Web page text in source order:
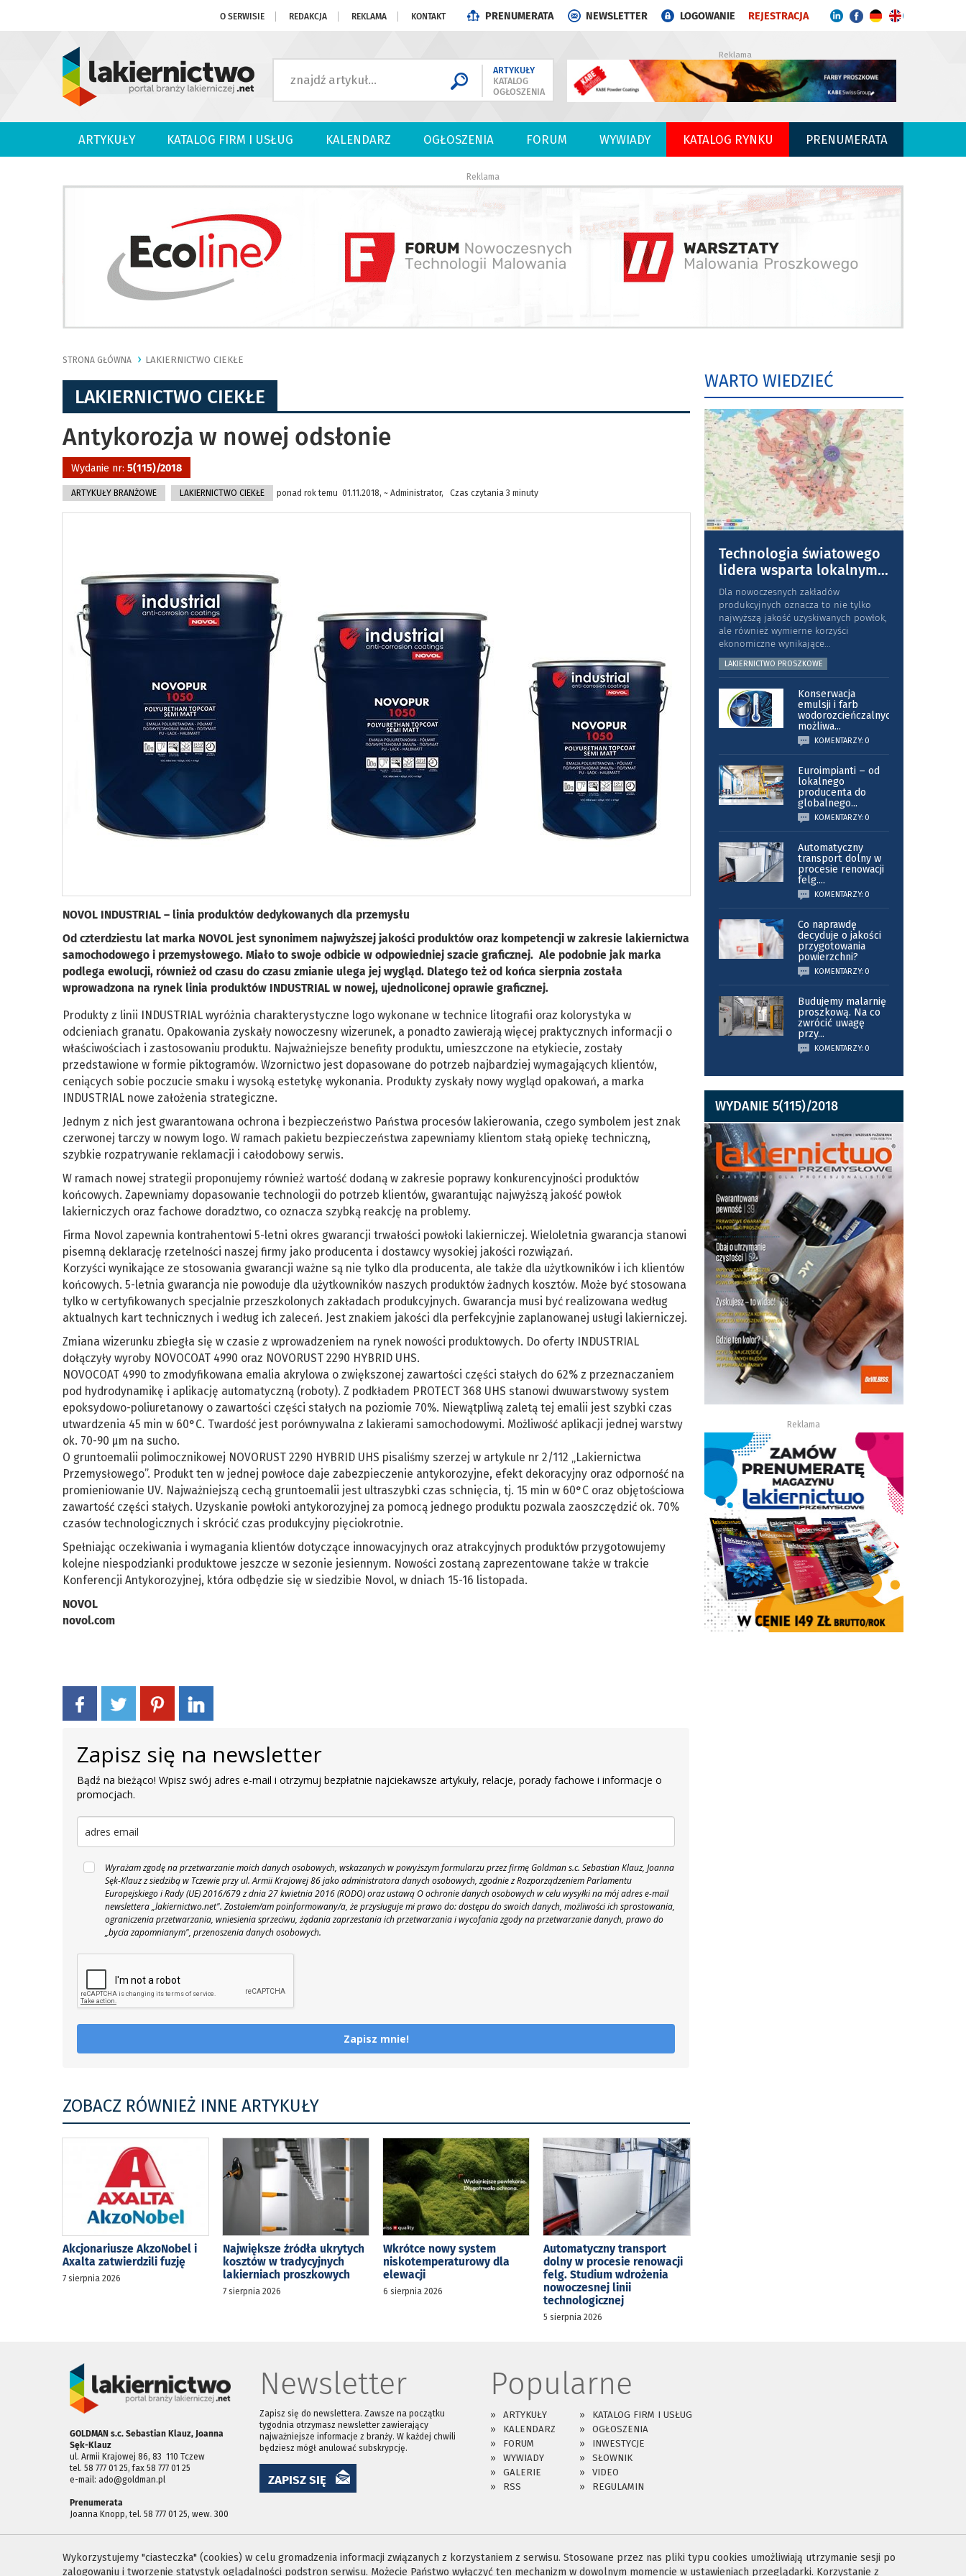
O SERWISIE REDAKCJA REKLAMA KONTAKT PRENUMERATA NEWSLETTER LOGOWANIE REJESTRACJA
ARTYKUŁY
KATALOG
OGŁOSZENIA
Reklama
ARTYKUŁY KATALOG FIRM I USŁUG KALENDARZ OGŁOSZENIA FORUM WYWIADY KATALOG RYNKU PRENUMERATA
Reklama
STRONA GŁÓWNA LAKIERNICTWO CIEKŁE
LAKIERNICTWO CIEKŁE
Antykorozja w nowej odsłonie
Wydanie nr: 5(115)/2018
ARTYKUŁY BRANŻOWE LAKIERNICTWO CIEKŁE ponad rok temu 01.11.2018, ~ Administrator, Czas czytania 3 minuty
NOVOL INDUSTRIAL – linia produktów dedykowanych dla przemysłu
Od czterdziestu lat marka NOVOL jest synonimem najwyższej jakości produktów oraz kompetencji w zakresie lakiernictwa
samochodowego i przemysłowego. Miało to swoje odbicie w odpowiedniej szacie graficznej. Ale podobnie jak marka
podlega ewolucji, również od czasu do czasu zmianie ulega jej wygląd. Dlatego też od końca sierpnia została
wprowadzona na rynek linia produktów INDUSTRIAL w nowej, ujednoliconej oprawie graficznej.
Produkty z linii INDUSTRIAL wyróżnia charakterystyczne logo wykonane w technice litografii oraz kolorystyka w
odcieniach granatu. Opakowania zyskały nowoczesny wizerunek, a ponadto zawierają więcej praktycznych informacji o
właściwościach i zastosowaniu produktu. Najważniejsze benefity produktu, umieszczone na etykiecie, zostały
przedstawione w formie piktogramów. Wzornictwo jest dopasowane do potrzeb najbardziej wymagających klientów,
ceniących sobie poczucie smaku i wysoką estetykę wykonania. Produkty zyskały nowy wygląd opakowań, a marka
INDUSTRIAL nowe założenia strategiczne.
Jednym z nich jest gwarantowana ochrona i bezpieczeństwo Państwa procesów lakierowania, czego symbolem jest znak
czerwonej tarczy w nowym logo. W ramach pakietu bezpieczeństwa zapewniamy klientom stałą opiekę techniczną,
szybkie rozpatrywanie reklamacji i całodobowy serwis.
W ramach nowej strategii proponujemy również wartość dodaną w zakresie poprawy konkurencyjności produktów
końcowych. Zapewniamy dopasowanie technologii do potrzeb klientów, gwarantując najwyższą jakość powłok
lakierniczych oraz fachowe doradztwo, co oznacza szybką reakcję na problemy.
Firma Novol zapewnia kontrahentowi 5-letni okres gwarancji trwałości powłoki lakierniczej. Wieloletnia gwarancja stanowi
pisemną deklarację rzetelności naszej firmy jako producenta i dostawcy wysokiej jakości rozwiązań.
Korzyści wynikające ze stosowania gwarancji ważne są nie tylko dla producenta, ale także dla użytkowników i ich klientów
końcowych. 5-letnia gwarancja nie powoduje dla użytkowników naszych produktów żadnych kosztów. Może być stosowana
tylko w certyfikowanych specjalnie przeszkolonych zakładach produkcyjnych. Gwarancja musi być realizowana według
aktualnych kart technicznych i według ich zaleceń. Jest znakiem jakości dla perfekcyjnie zaplanowanej usługi lakierniczej.
Zmiana wizerunku zbiegła się w czasie z wprowadzeniem na rynek nowości produktowych. Do oferty INDUSTRIAL
dołączyły wyroby NOVOCOAT 4990 oraz NOVORUST 2290 HYBRID UHS.
NOVOCOAT 4990 to zmodyfikowana emalia akrylowa o zwiększonej zawartości części stałych do 62% z przeznaczaniem
pod hydrodynamikę i aplikację automatyczną (roboty). Z podkładem PROTECT 368 UHS stanowi dwuwarstwowy system
epoksydowo-poliuretanowy o zawartości części stałych na poziomie 70%. Niewątpliwą zaletą tej emalii jest szybki czas
utwardzenia 45 min w 60°C. Twardość jest porównywalna z lakierami samochodowymi. Możliwość aplikacji jednej warstwy
ok. 70-90 µm na sucho.
O gruntoemalii polimocznikowej NOVORUST 2290 HYBRID UHS pisaliśmy szerzej w artykule nr 2/112 „Lakiernictwa
Przemysłowego”. Produkt ten w jednej powłoce daje zabezpieczenie antykorozyjne, efekt dekoracyjny oraz odporność na
promieniowanie UV. Najważniejszą cechą gruntoemalii jest ultraszybki czas schnięcia, tj. 15 min w 60°C oraz objętościowa
zawartość części stałych. Uzyskanie powłoki antykorozyjnej za pomocą jednego produktu pozwala zaoszczędzić ok. 70%
czasów technologicznych i skrócić czas produkcyjny pięciokrotnie.
Spełniając oczekiwania i wymagania klientów dotyczące innowacyjnych oraz atrakcyjnych produktów przygotowujemy
kolejne niespodzianki produktowe jeszcze w sezonie jesiennym. Nowości zostaną zaprezentowane także w trakcie
Konferencji Antykorozyjnej, która odbędzie się w siedzibie Novol, w dniach 15-16 listopada.
NOVOL
novol.com
Zapisz się na newsletter
Bądź na bieżąco! Wpisz swój adres e-mail i otrzymuj bezpłatnie najciekawsze artykuły, relacje, porady fachowe i informacje o
promocjach.
Wyrażam zgodę na przetwarzanie moich danych osobowych, wskazanych w powyższym formularzu przez firmę Goldman s.c. Sebastian Klauz, Joanna
Sęk-Klauz z siedzibą w Tczewie przy ul. Armii Krajowej 86 jako administratora danych osobowych, zgodnie z Rozporządzeniem Parlamentu
Europejskiego i Rady (UE) 2016/679 z dnia 27 kwietnia 2016 (RODO) oraz ustawą O ochronie danych osobowych w celu wysyłki na mój adres e-mail
newslettera „lakiernictwo.net". Zostałem/am poinformowany/a, że przysługuje mi prawo do: dostępu do swoich danych, możliwości ich sprostowania,
ograniczenia przetwarzania, wniesienia sprzeciwu, żądania zaprzestania ich przetwarzania i wycofania zgody na przetwarzanie danych, prawo do
„bycia zapomnianym", przenoszenia danych osobowych.
Zapisz mnie!
ZOBACZ RÓWNIEŻ INNE ARTYKUŁY
Akcjonariusze AkzoNobel i
Axalta zatwierdzili fuzję
7 sierpnia 2026
Największe źródła ukrytych
kosztów w tradycyjnych
lakierniach proszkowych
7 sierpnia 2026
Wkrótce nowy system
niskotemperaturowy dla
elewacji
6 sierpnia 2026
Automatyczny transport
dolny w procesie renowacji
felg. Studium wdrożenia
nowoczesnej linii
technologicznej
5 sierpnia 2026
WARTO WIEDZIEĆ
Technologia światowego
lidera wsparta lokalnym...
Dla nowoczesnych zakładów
produkcyjnych oznacza to nie tylko
najwyższą jakość uzyskiwanych powłok,
ale również wymierne korzyści
ekonomiczne wynikające...
LAKIERNICTWO PROSZKOWE
Konserwacja
emulsji i farb
wodorozcieńczalnych
możliwa...
KOMENTARZY: 0
Euroimpianti – od
lokalnego
producenta do
globalnego...
KOMENTARZY: 0
Automatyczny
transport dolny w
procesie renowacji
felg....
KOMENTARZY: 0
Co naprawdę
decyduje o jakości
przygotowania
powierzchni?
KOMENTARZY: 0
Budujemy malarnię
proszkową. Na co
zwrócić uwagę
przy...
KOMENTARZY: 0
WYDANIE 5(115)/2018
Reklama
GOLDMAN s.c. Sebastian Klauz, Joanna
Sęk-Klauz
ul. Armii Krajowej 86, 83 ­ 110 Tczew
tel. 58 777 01 25, fax 58 777 01 25
e-mail: ado@goldman.pl
Prenumerata
Joanna Knopp, tel. 58 777 01 25, wew. 300
Newsletter
Zapisz się do newslettera. Zawsze na początku
tygodnia otrzymasz newsletter zawierający
najważniejsze informacje z branży. W każdej chwili
będziesz mógł anulować subskrypcję.
ZAPISZ SIĘ
Popularne
ARTYKUŁY
KATALOG FIRM I USŁUG
KALENDARZ
OGŁOSZENIA
FORUM
INWESTYCJE
WYWIADY
SŁOWNIK
GALERIE
VIDEO
RSS
REGULAMIN
Wykorzystujemy "ciasteczka" (cookies) w celu gromadzenia informacji związanych z korzystaniem z serwisu. Stosowane przez nas pliki typu cookies umożliwiają utrzymanie sesji po
zalogowaniu i tworzenie statystyk oglądalności podstron serwisu. Możecie Państwo wyłączyć ten mechanizm w dowolnym momencie w ustawieniach przeglądarki. Korzystanie z